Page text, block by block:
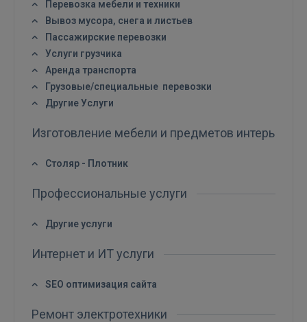
ВОЙТИ
Забыли пароль?
FACEBOOK
GOOGLE
Перевозка мебели и техники
Вывоз мусора, снега и листьев
Пассажирские перевозки
Услуги грузчика
Аренда транспорта
Грузовые/специальные перевозки
Другие Услуги
Изготовление мебели и предметов интерьера
Столяр - Плотник
Профессиональные услуги
Другие услуги
Интернет и ИТ услуги
SEO оптимизация сайта
Ремонт электротехники